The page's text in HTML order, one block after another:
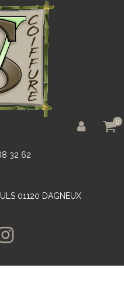
0
32 62
01120 DAGNEUX